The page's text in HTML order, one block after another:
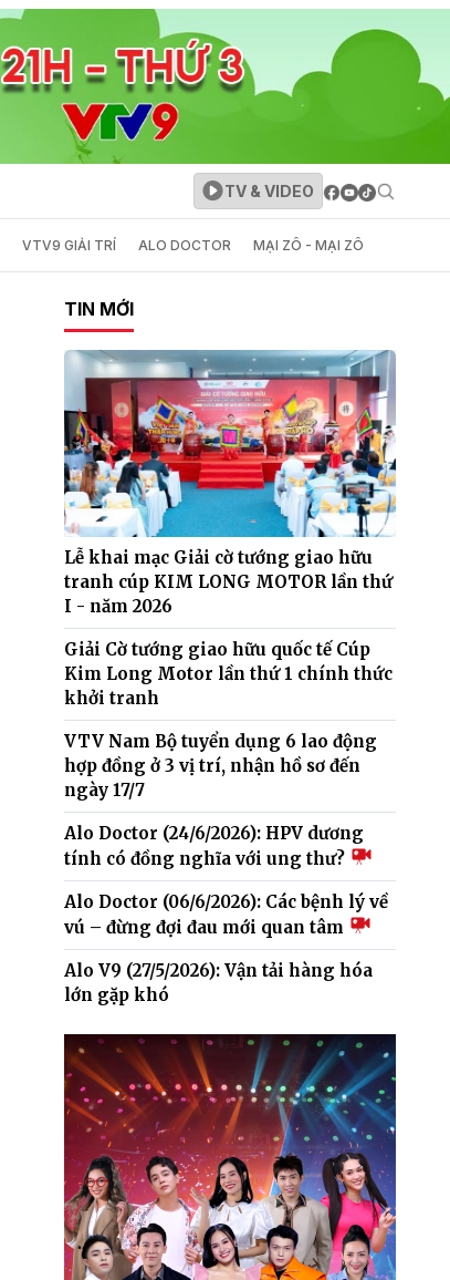
TV & VIDEO
VTV9 GIẢI TRÍ ALO DOCTOR MẠI ZÔ - MẠI ZÔ
TIN MỚI
Lễ khai mạc Giải cờ tướng giao hữu
tranh cúp KIM LONG MOTOR lần thứ
I - năm 2026
Giải Cờ tướng giao hữu quốc tế Cúp
Kim Long Motor lần thứ 1 chính thức
khởi tranh
VTV Nam Bộ tuyển dụng 6 lao động
hợp đồng ở 3 vị trí, nhận hồ sơ đến
ngày 17/7
Alo Doctor (24/6/2026): HPV dương
tính có đồng nghĩa với ung thư?
Alo Doctor (06/6/2026): Các bệnh lý về
vú – đừng đợi đau mới quan tâm
Alo V9 (27/5/2026): Vận tải hàng hóa
lớn gặp khó